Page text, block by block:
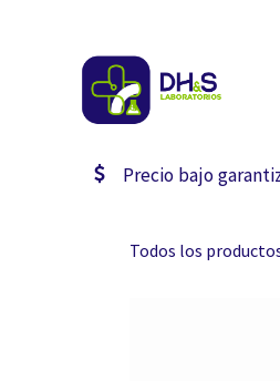
Precio bajo
Todos los